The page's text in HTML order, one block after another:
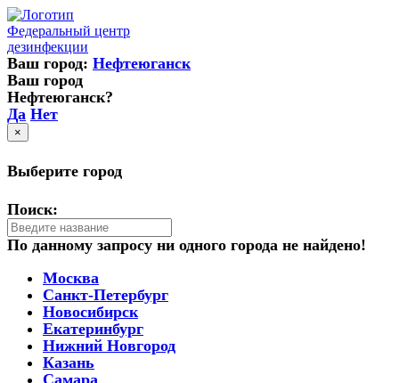
Федеральный центр
дезинфекции
Ваш город: Нефтеюганск
Ваш город
Нефтеюганск?
Да Нет
×
Выберите город
Поиск:
По данному запросу ни одного города не найдено!
Москва
Санкт-Петербург
Новосибирск
Екатеринбург
Нижний Новгород
Казань
Самара